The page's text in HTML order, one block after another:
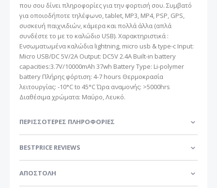
που σου δίνει πληροφορίες για την φορτισή σου. Συμβατό
για οποιοδήποτε τηλέφωνο, tablet, MP3, MP4, PSP, GPS,
συσκευή παιχνιδιών, κάμερα και πολλά άλλα (απλά
συνδέστε το με το καλώδιο USB). Χαρακτηριστικά :
Ενσωματωμένα καλώδια lightning, micro usb & type-c Input:
Micro USB/DC 5V/2A Output: DC5V 2.4A Built-in battery
capacities:3.7V/10000mAh 37wh Battery Type: Li-polymer
battery Πλήρης φόρτιση: 4-7 hours Θερμοκρασία
λειτουργίας: -10°C to 45°C Ώρα αναμονής: >5000hrs
Διαθέσιμα χρώματα: Μαύρο, Λευκό.
ΠΕΡΙΣΣΌΤΕΡΕΣ ΠΛΗΡΟΦΟΡΊΕΣ
BESTPRICE REVIEWS
ΑΠΟΣΤΟΛΗ